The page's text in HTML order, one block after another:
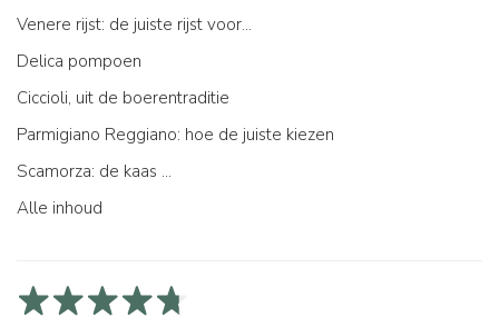
Venere rijst: de juiste rijst voor...
Delica pompoen
Ciccioli, uit de boerentraditie
Parmigiano Reggiano: hoe de juiste kiezen
Scamorza: de kaas ...
Alle inhoud